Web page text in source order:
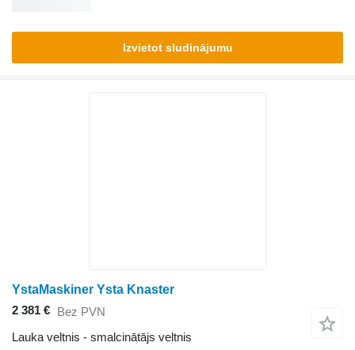
Izvietot sludinājumu
YstaMaskiner Ysta Knaster
2 381 € Bez PVN
Lauka veltnis - smalcinātājs veltnis